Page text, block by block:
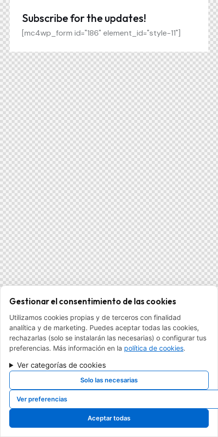
Subscribe for the updates!
[mc4wp_form id="186" element_id="style-11"]
Gestionar el consentimiento de las cookies
Utilizamos cookies propias y de terceros con finalidad
analítica y de marketing. Puedes aceptar todas las cookies,
rechazarlas (solo se instalarán las necesarias) o configurar tus
preferencias. Más información en la política de cookies.
Ver categorías de cookies
Solo las necesarias
Ver preferencias
Aceptar todas